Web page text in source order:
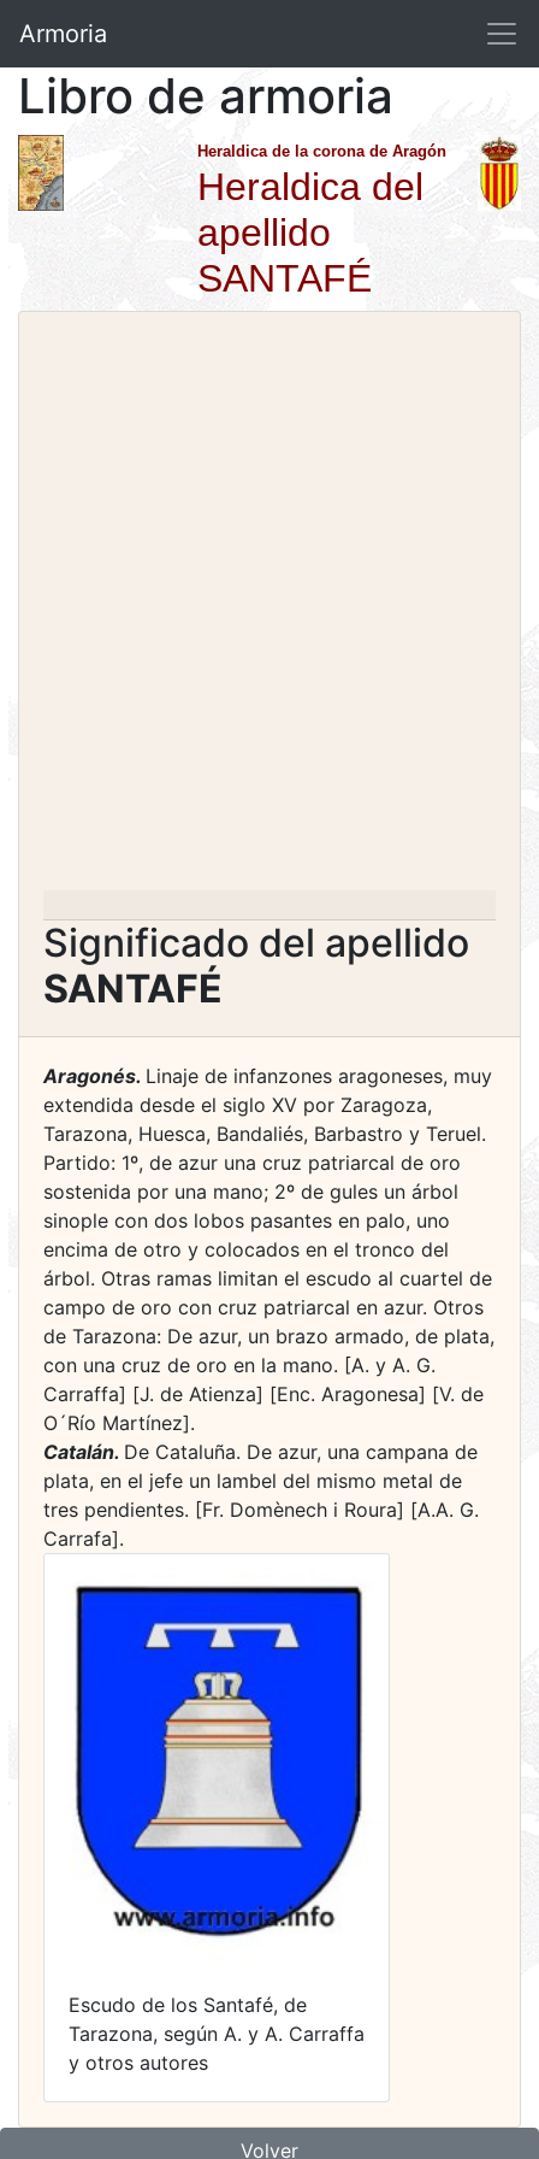
Armoria
Libro de armoria
Heraldica de la corona de Aragón
Heraldica del
apellido
SANTAFÉ
Significado del apellido
SANTAFÉ
Aragonés. Linaje de infanzones aragoneses, muy
extendida desde el siglo XV por Zaragoza,
Tarazona, Huesca, Bandaliés, Barbastro y Teruel.
Partido: 1º, de azur una cruz patriarcal de oro
sostenida por una mano; 2º de gules un árbol
sinople con dos lobos pasantes en palo, uno
encima de otro y colocados en el tronco del
árbol. Otras ramas limitan el escudo al cuartel de
campo de oro con cruz patriarcal en azur. Otros
de Tarazona: De azur, un brazo armado, de plata,
con una cruz de oro en la mano. [A. y A. G.
Carraffa] [J. de Atienza] [Enc. Aragonesa] [V. de
O´Río Martínez].
Catalán. De Cataluña. De azur, una campana de
plata, en el jefe un lambel del mismo metal de
tres pendientes. [Fr. Domènech i Roura] [A.A. G.
Carrafa].
Escudo de los Santafé, de
Tarazona, según A. y A. Carraffa
y otros autores
Volver